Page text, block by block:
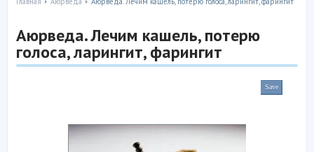
Аюрведа. Лечим кашель, потерю
голоса, ларингит, фарингит
Save